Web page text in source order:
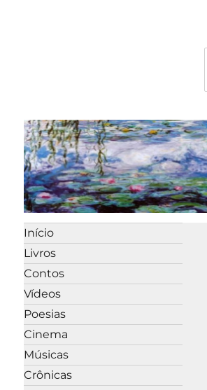
Início
Livros
Contos
Vídeos
Poesias
Cinema
Músicas
Crônicas